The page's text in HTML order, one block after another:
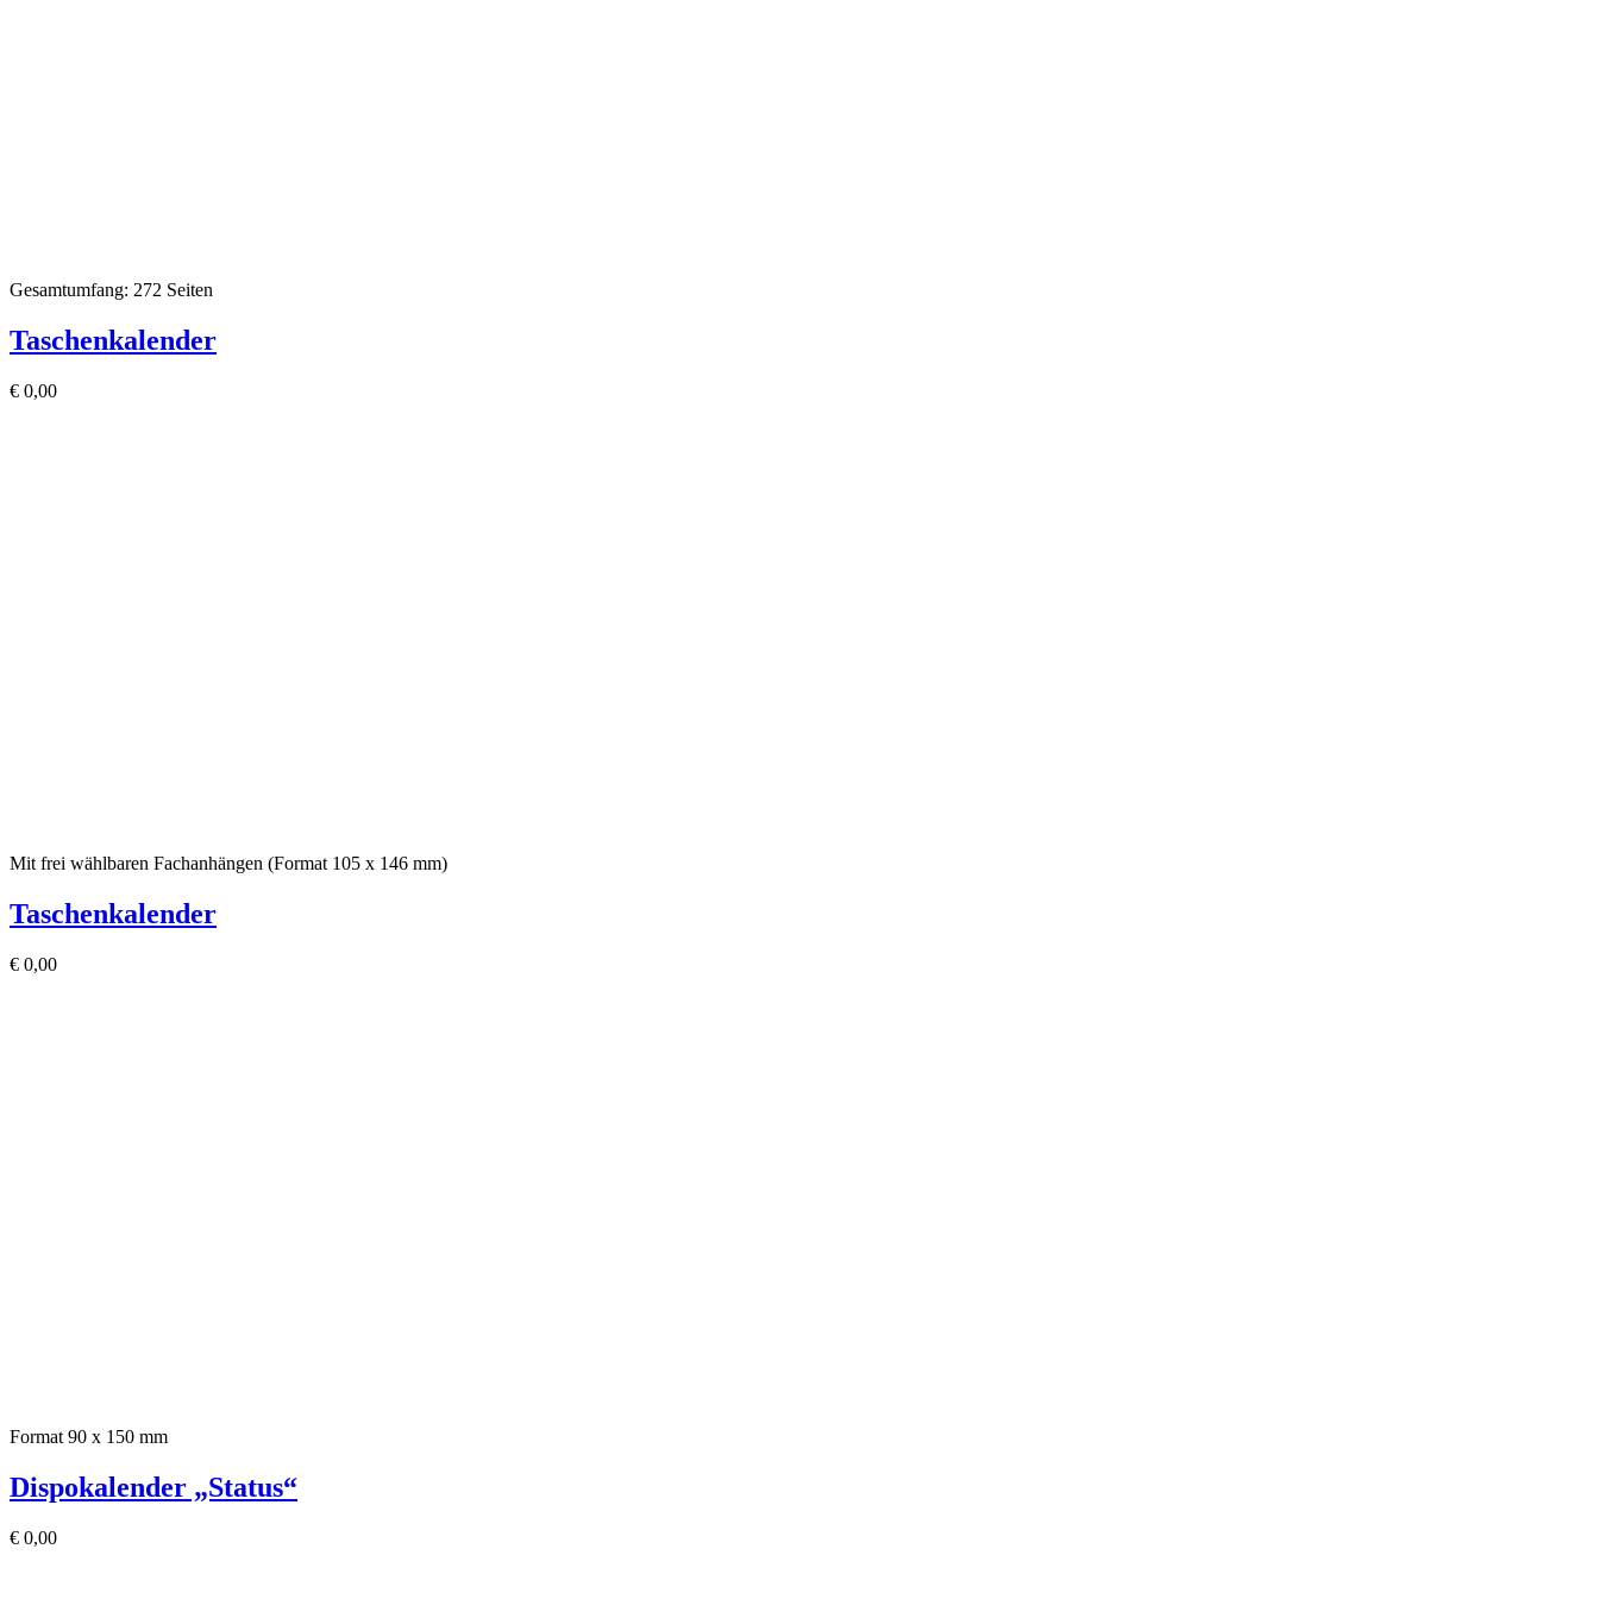
Gesamtumfang: 272 Seiten
Taschenkalender
€ 0,00
Mit frei wählbaren Fachanhängen (Format 105 x 146 mm)
Taschenkalender
€ 0,00
Format 90 x 150 mm
Dispokalender „Status“
€ 0,00